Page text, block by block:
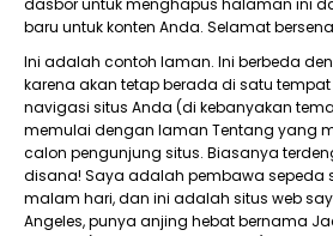
dasbor untuk menghapus halaman ini
baru untuk konten Anda. Selamat
Ini adalah contoh laman. Ini berbeda
karena akan tetap berada di satu
navigasi situs Anda (di kebanyakan
memulai dengan laman Tentang yang
calon pengunjung situs. Biasanya
disana! Saya adalah pembawa sepeda
malam hari, dan ini adalah situs web
Angeles, punya anjing hebat bernama